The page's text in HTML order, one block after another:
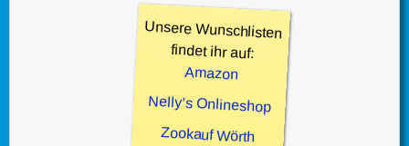
Unsere Wunschlisten
findet ihr auf:
Amazon
Nelly’s Onlineshop
Zookauf Wörth